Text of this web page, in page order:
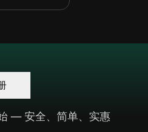
— 安全、简单、实惠